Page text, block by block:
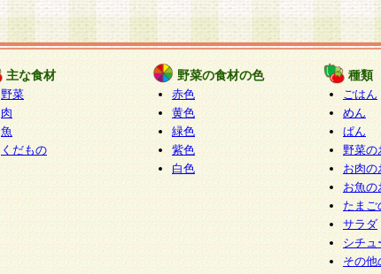
主な食材
野菜
肉
魚
くだもの
野菜の食材の色
赤色
黄色
緑色
紫色
白色
種類
ごはん
めん
ぱん
野菜の
お肉の
お魚の
たまご
サラダ
シチュ
その他